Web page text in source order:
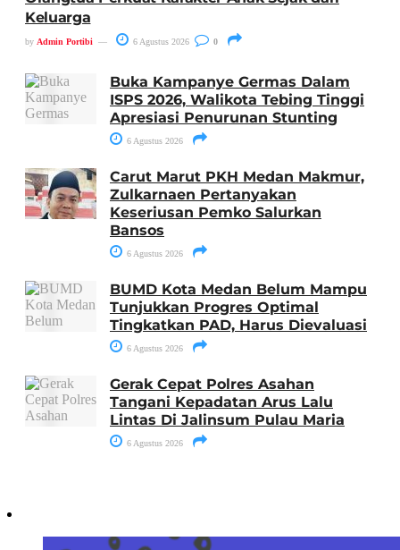
Keluarga
by Admin Portibi 6 Agustus 2026 0
Buka Kampanye Germas Dalam
ISPS 2026, Walikota Tebing Tinggi
Apresiasi Penurunan Stunting
6 Agustus 2026
Carut Marut PKH Medan Makmur,
Zulkarnaen Pertanyakan
Keseriusan Pemko Salurkan
Bansos
6 Agustus 2026
BUMD Kota Medan Belum Mampu
Tunjukkan Progres Optimal
Tingkatkan PAD, Harus Dievaluasi
6 Agustus 2026
Gerak Cepat Polres Asahan
Tangani Kepadatan Arus Lalu
Lintas Di Jalinsum Pulau Maria
6 Agustus 2026